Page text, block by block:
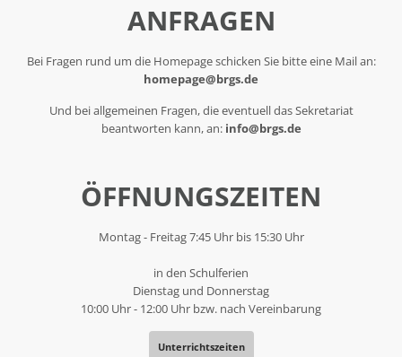
ANFRAGEN
Bei Fragen rund um die Homepage schicken Sie bitte eine Mail an:
homepage@brgs.de
Und bei allgemeinen Fragen, die eventuell das Sekretariat
beantworten kann, an: info@brgs.de
ÖFFNUNGSZEITEN
Montag - Freitag 7:45 Uhr bis 15:30 Uhr
in den Schulferien
Dienstag und Donnerstag
10:00 Uhr - 12:00 Uhr bzw. nach Vereinbarung
Unterrichtszeiten